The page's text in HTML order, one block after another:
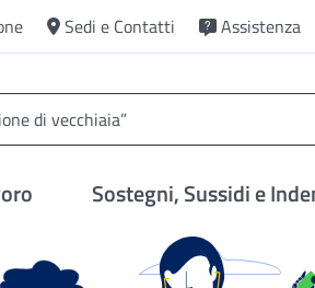
Sedi e Contatti Assistenza
Sostegni, Sussidi e